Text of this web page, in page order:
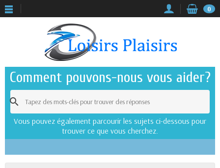
0
Comment pouvons-nous vous aider?

Vous pouvez également parcourir les sujets ci-dessous pour
trouver ce que vous cherchez.